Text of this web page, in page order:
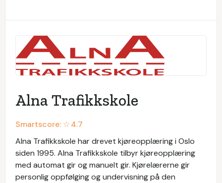
Alna Trafikkskole
Smartscore: ☆4.7
Alna Trafikkskole har drevet kjøreopplæring i Oslo
siden 1995. Alna Trafikkskole tilbyr kjøreopplæring
med automat gir og manuelt gir. Kjørelærerne gir
personlig oppfølging og undervisning på den